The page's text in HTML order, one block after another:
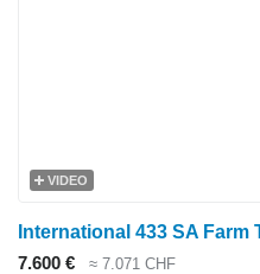
VIDEO
International 433 SA Farm
7.600 €
≈ 7.071 CHF